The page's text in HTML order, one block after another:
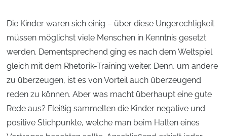
Die Kinder waren sich einig – über diese Ungerechtigkeit
müssen möglichst viele Menschen in Kenntnis gesetzt
werden. Dementsprechend ging es nach dem Weltspiel
gleich mit dem Rhetorik-Training weiter. Denn, um andere
zu überzeugen, ist es von Vorteil auch überzeugend
reden zu können. Aber was macht überhaupt eine gute
Rede aus? Fleißig sammelten die Kinder negative und
positive Stichpunkte, welche man beim Halten eines